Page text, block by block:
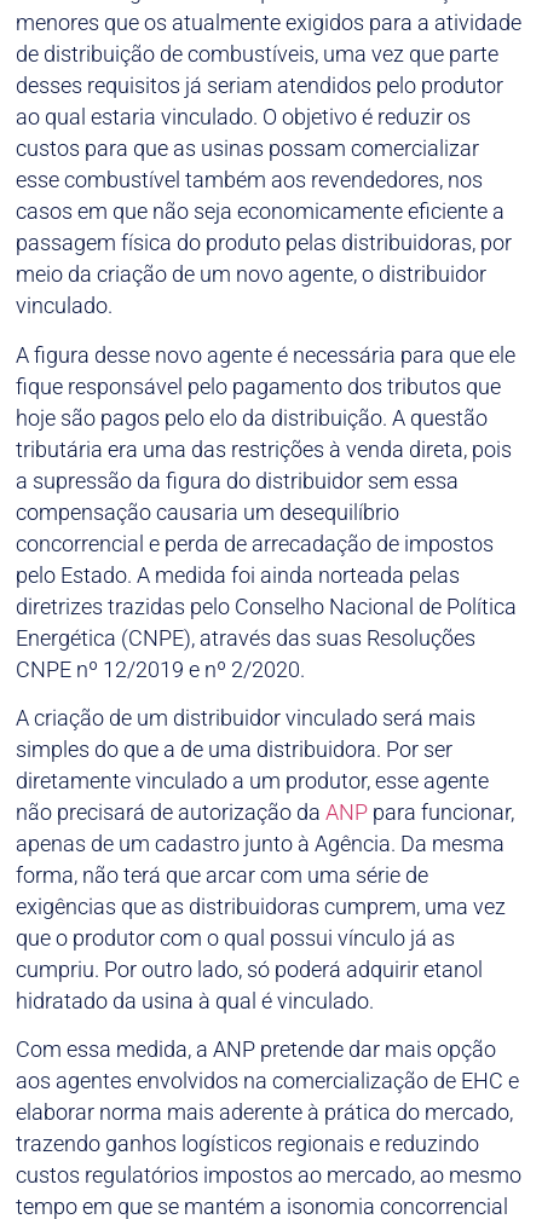
menores que os atualmente exigidos para a atividade
de distribuição de combustíveis, uma vez que parte
desses requisitos já seriam atendidos pelo produtor
ao qual estaria vinculado. O objetivo é reduzir os
custos para que as usinas possam comercializar
esse combustível também aos revendedores, nos
casos em que não seja economicamente eficiente a
passagem física do produto pelas distribuidoras, por
meio da criação de um novo agente, o distribuidor
vinculado.
A figura desse novo agente é necessária para que ele
fique responsável pelo pagamento dos tributos que
hoje são pagos pelo elo da distribuição. A questão
tributária era uma das restrições à venda direta, pois
a supressão da figura do distribuidor sem essa
compensação causaria um desequilíbrio
concorrencial e perda de arrecadação de impostos
pelo Estado. A medida foi ainda norteada pelas
diretrizes trazidas pelo Conselho Nacional de Política
Energética (CNPE), através das suas Resoluções
CNPE nº 12/2019 e nº 2/2020.
A criação de um distribuidor vinculado será mais
simples do que a de uma distribuidora. Por ser
diretamente vinculado a um produtor, esse agente
não precisará de autorização daANP para funcionar,
apenas de um cadastro junto à Agência. Da mesma
forma, não terá que arcar com uma série de
exigências que as distribuidoras cumprem, uma vez
que o produtor com o qual possui vínculo já as
cumpriu. Por outro lado, só poderá adquirir etanol
hidratado da usina à qual é vinculado.
Com essa medida, a ANP pretende dar mais opção
aos agentes envolvidos na comercialização de EHC e
elaborar norma mais aderente à prática do mercado,
trazendo ganhos logísticos regionais e reduzindo
custos regulatórios impostos ao mercado, ao mesmo
tempo em que se mantém a isonomia concorrencial